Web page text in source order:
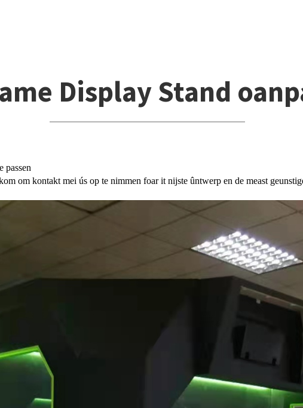
Display Stand
passen
om kontakt mei ús op te nimmen foar it nijste ûntwerp en de meast